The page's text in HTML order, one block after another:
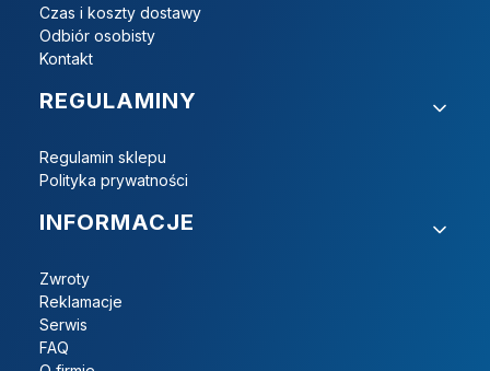
Czas i koszty dostawy
Odbiór osobisty
Kontakt
REGULAMINY
Regulamin sklepu
Polityka prywatności
INFORMACJE
Zwroty
Reklamacje
Serwis
FAQ